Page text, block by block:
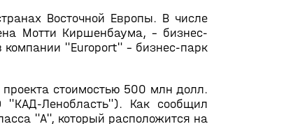
Восточной Европы. В числе
Мотти Киршенбаума, - бизнес-
"Europort" – бизнес-парк
стоимостью 500 млн долл.
Ленобласть"). Как сообщил
"А", который расположится на